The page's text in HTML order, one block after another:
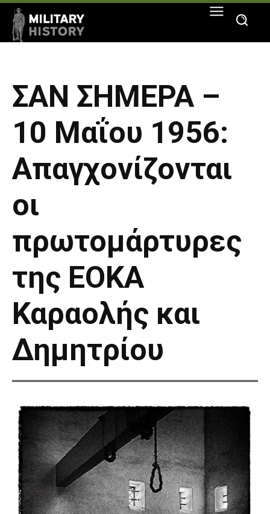
ΣΑΝ ΣΗΜΕΡΑ –
10 Μαΐου 1956:
Απαγχονίζονται
οι
πρωτομάρτυρες
της ΕΟΚΑ
Καραολής και
Δημητρίου